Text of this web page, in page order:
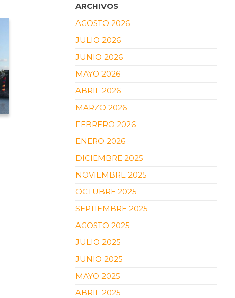
ARCHIVOS
AGOSTO 2026
JULIO 2026
JUNIO 2026
MAYO 2026
ABRIL 2026
MARZO 2026
FEBRERO 2026
ENERO 2026
DICIEMBRE 2025
NOVIEMBRE 2025
OCTUBRE 2025
SEPTIEMBRE 2025
AGOSTO 2025
JULIO 2025
JUNIO 2025
MAYO 2025
ABRIL 2025